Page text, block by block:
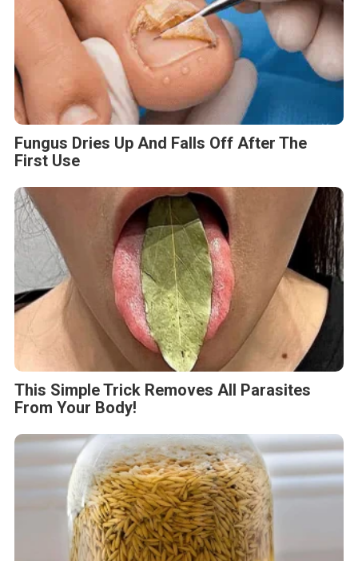
Fungus Dries Up And Falls Off After The
First Use
This Simple Trick Removes All Parasites
From Your Body!